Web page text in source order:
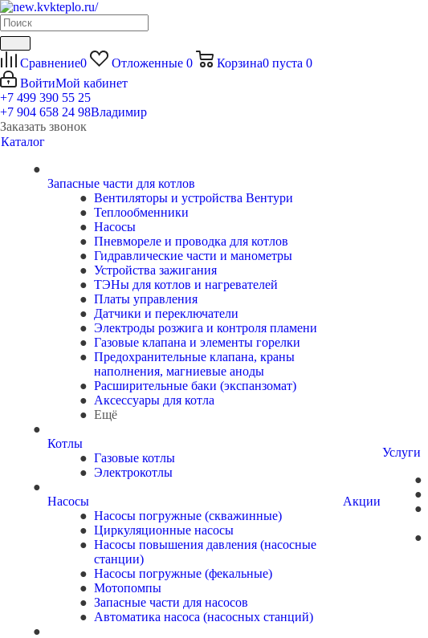
Сравнение0 Отложенные 0 Корзина0 пуста 0
ВойтиМой кабинет
+7 499 390 55 25
+7 904 658 24 98Владимир
Заказать звонок
Каталог
Запасные части для котлов
Вентиляторы и устройства Вентури
Теплообменники
Насосы
Пневмореле и проводка для котлов
Гидравлические части и манометры
Устройства зажигания
ТЭНы для котлов и нагревателей
Платы управления
Датчики и переключатели
Электроды розжига и контроля пламени
Газовые клапана и элементы горелки
Предохранительные клапана, краны
наполнения, магниевые аноды
Расширительные баки (экспанзомат)
Аксессуары для котла
Ещё
Котлы
Газовые котлы
Электрокотлы
Насосы
Насосы погружные (скважинные)
Циркуляционные насосы
Насосы повышения давления (насосные
станции)
Насосы погружные (фекальные)
Мотопомпы
Запасные части для насосов
Автоматика насоса (насосных станций)
Акции
Услуги